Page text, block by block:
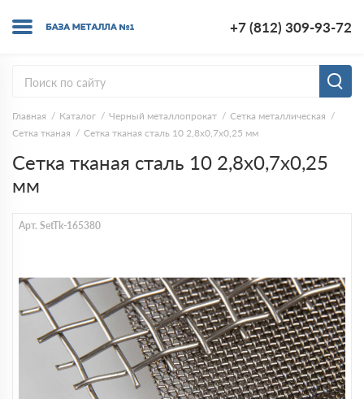
+7 (812) 309-93-72
Главная Каталог Черный металлопрокат
Сетка металлическая
Сетка тканая
Сетка тканая сталь 10 2,8х0,7х0,25 мм
Сетка тканая сталь 10 2,8х0,7х0,25
мм
Арт. SetTk-165380